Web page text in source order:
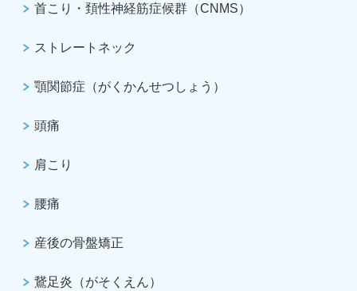
首こり・頚性神経筋症候群（CNMS）
ストレートネック
顎関節症（がくかんせつしょう）
頭痛
肩こり
腰痛
産後の骨盤矯正
鵞足炎（がそくえん）